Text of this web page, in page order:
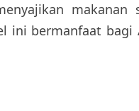
ini bermanfaat